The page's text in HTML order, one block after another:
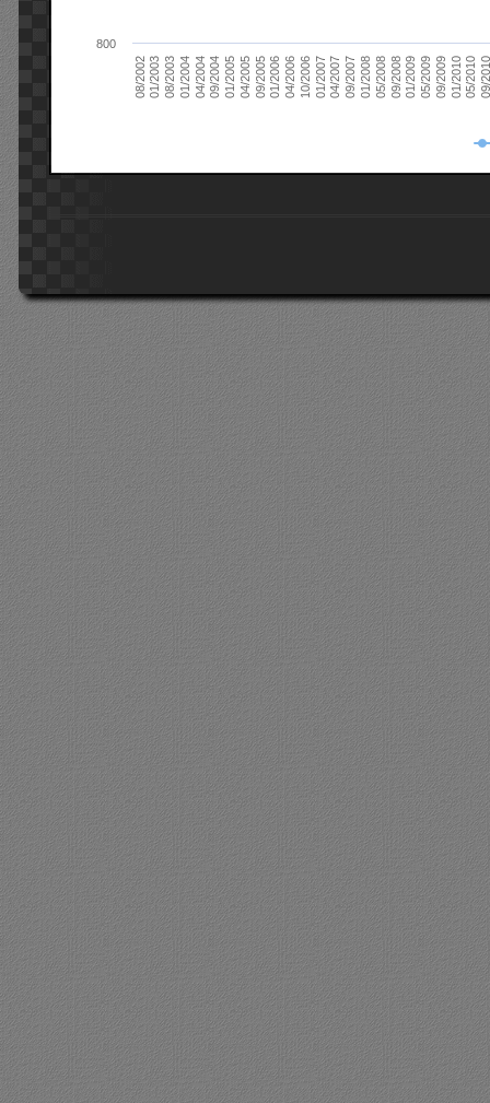
08/200201/200308/200301/200404/200409/200401/200504/200509/200501/200604/200610/200601/200704/200709/200701/200805/200809/200801/200905/200909/200901/201005/201009/
800